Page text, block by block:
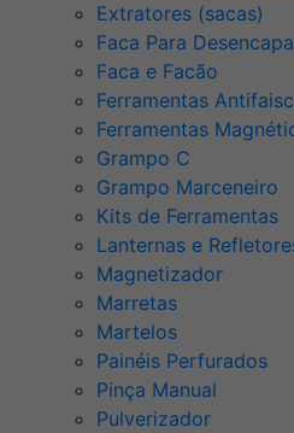
Extratores (sacas)
Faca Para
Faca e Facão
Ferramentas
Ferramentas
Grampo C
Grampo Marceneiro
Kits de Ferramentas
Lanternas e
Magnetizador
Marretas
Martelos
Painéis Perfurados
Pinça Manual
Pulverizador